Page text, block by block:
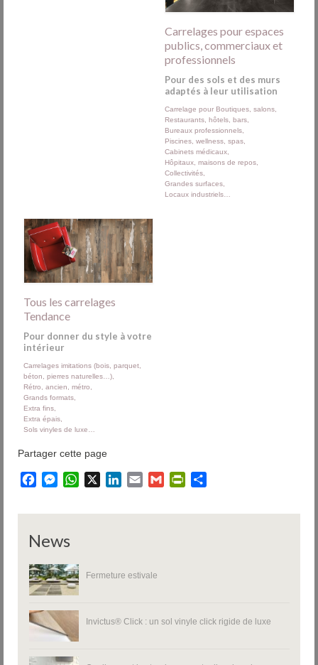
Carrelages pour espaces
publics, commerciaux et
professionnels
Pour des sols et des murs
adaptés à leur utilisation
Carrelage pour Boutiques, salons,
Restaurants, hôtels, bars,
Bureaux professionnels,
Piscines, wellness, spas,
Cabinets médicaux,
Hôpitaux, maisons de repos,
Collectivités,
Grandes surfaces,
Locaux industriels…
Tous les carrelages
Tendance
Pour donner du style à votre
intérieur
Carrelages imitations (bois, parquet,
béton, pierres naturelles…),
Rétro, ancien, métro,
Grands formats,
Extra fins,
Extra épais,
Sols vinyles de luxe…
Partager cette page
FacebookMessenger
WhatsAppLinkedIn
Email Gmail PrintFriendly
News
Fermeture estivale
Invictus® Click : un sol vinyle click rigide de luxe